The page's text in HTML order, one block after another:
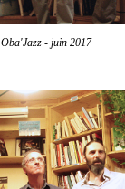
Oba'Jazz - juin 2017